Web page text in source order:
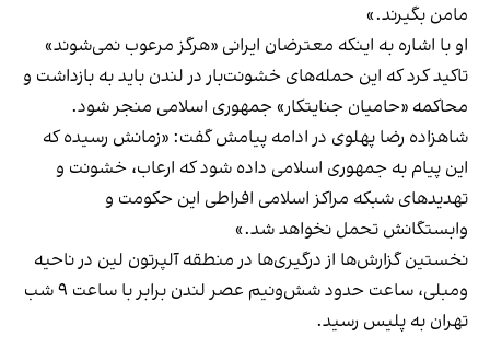
مامن بگیرند.»
او با اشاره به اینکه معترضان ایرانی «هرگز مرعوب نمی‌شوند»
تاکید کرد که این حمله‌های خشونت‌بار در لندن باید به بازداشت و
محاکمه «حامیان جنایتکار» جمهوری اسلامی منجر شود.
شاهزاده رضا پهلوی در ادامه پیامش گفت: «زمانش رسیده که
این پیام به جمهوری اسلامی داده شود که ارعاب، خشونت و
تهدیدهای شبکه مراکز اسلامی افراطی این حکومت و
وابستگانش تحمل نخواهد شد.»
نخستین گزارش‌ها از درگیری‌ها در منطقه آلپرتون لین در ناحیه
ومبلی، ساعت حدود شش‌و‌نیم عصر لندن برابر با ساعت ۹ شب
تهران به پلیس رسید.